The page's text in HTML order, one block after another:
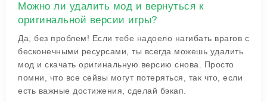
Можно ли удалить мод и вернуться к
оригинальной версии игры?
Да, без проблем! Если тебе надоело нагибать врагов с
бесконечными ресурсами, ты всегда можешь удалить
мод и скачать оригинальную версию снова. Просто
помни, что все сейвы могут потеряться, так что, если
есть важные достижения, сделай бэкап.